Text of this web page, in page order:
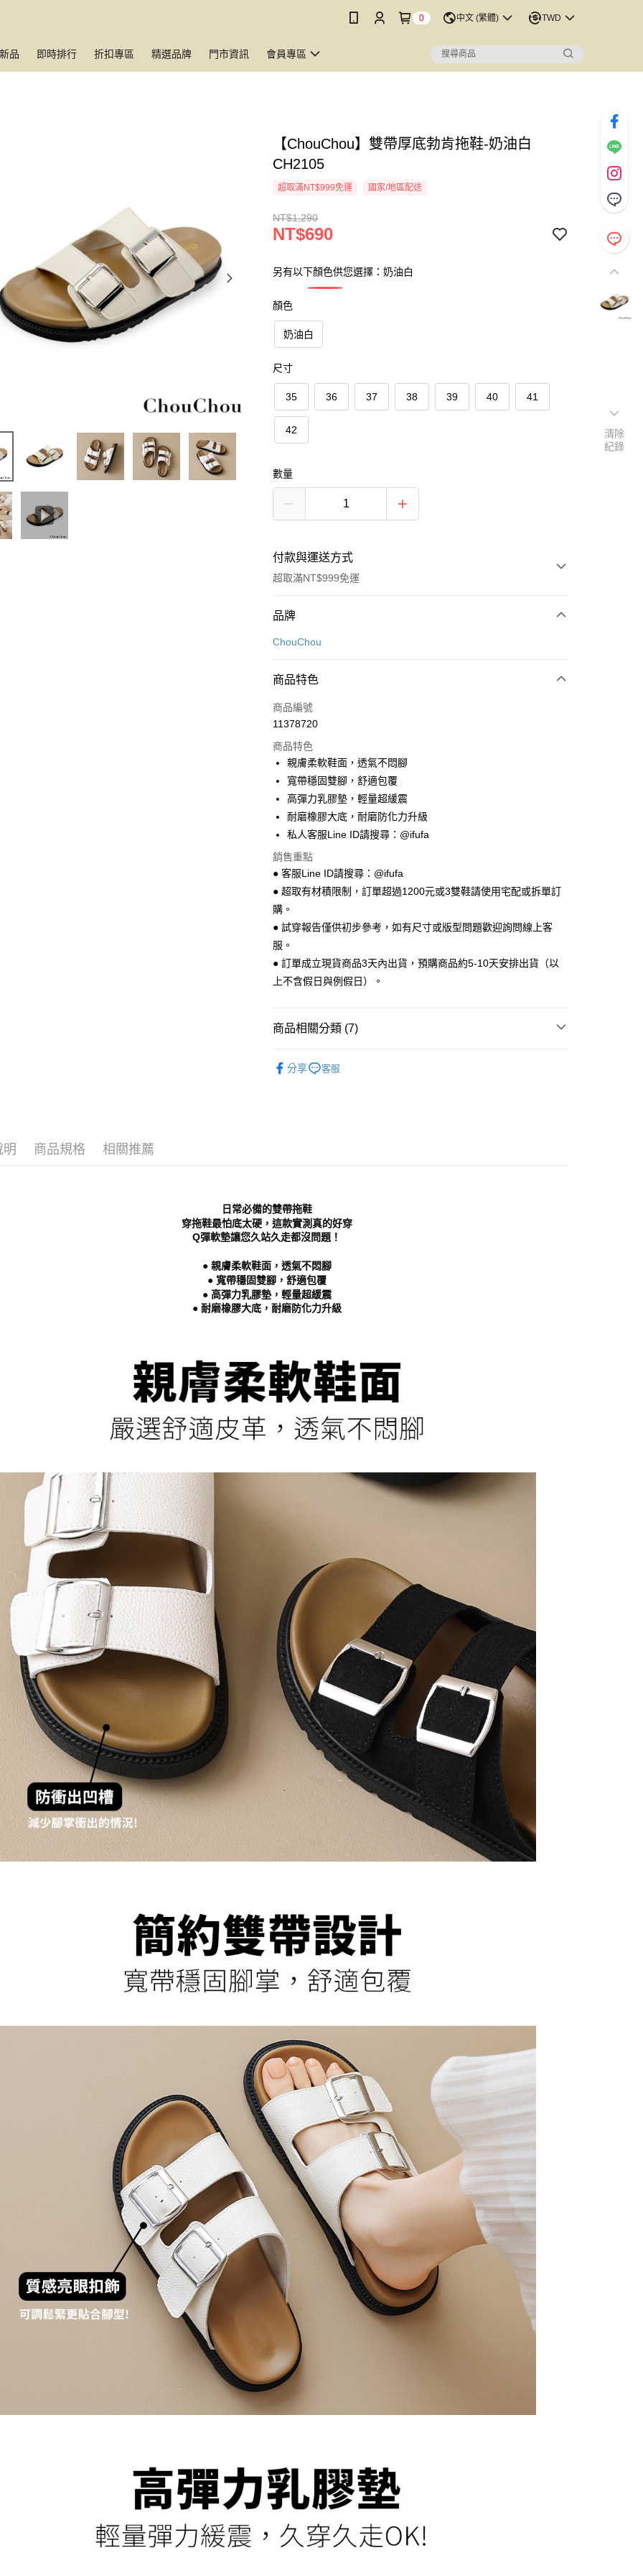
0 中文 (繁體) TWD
品 即時排行 折扣專區 精選品牌 門市資訊 會員專區
【ChouChou】雙帶厚底勃肯拖鞋-奶油白
CH2105
超取滿NT$999免運 國家/地區配送
NT$1,290
NT$690
另有以下顏色供您選擇：奶油白
顏色
奶油白
尺寸
35 36 37 38 39 40 41
42
數量
付款與運送方式
超取滿NT$999免運
付款方式
信用卡一次付款
Apple Pay
街口支付
悠遊付
Google Pay
全盈+PAY
AFTEE先享後付
相關說明
【關於「AFTEE先享後付」】
AFTEE先享後付是「在收到商品之後才付款」的支付方式。 讓您購物簡單
便利好安心！
１．簡單：不需註冊會員、不需綁卡、不需儲值。
３．安心：先確認商品／服務後，再付款。
【「AFTEE先享後付」結帳流程】
１．於結帳方式選擇「AFTEE先享後付」後，將跳轉至「AFTEE先享後
３．收到繳費通知簡訊後14天內，點擊此簡訊中的連結，可透過四大超商
絡購買商品的店家。未經商家同意取消之訂單仍視為有效，需透過AFTEE
https://aftee.tw/terms/#terms3
３．未成年的使用者請事先徵得法定代理人或監護人之同意方可使用
「AFTEE先享後付」，若未經同意申辦者引起之損失，本公司不負相關責
４．使用「AFTEE先享後付」時，將依據個別帳號之用戶狀況，依本公司
即時審查核予不同之上限額度；若仍有額度不足之情形，本公司將視審查
結果請求用戶進行身份認證。
５．嚴禁一人註冊多個帳號或使用他人資訊註冊。若發現惡意使用之情
形，恩沛科技股份有限公司將有權停止該用戶之使用額度並採取法律行
ATM付款
運送方式
全家 取貨付款
每筆NT$70，滿NT$999(含以上)免運費
每筆NT$70，滿NT$999(含以上)免運費
7-11 取貨付款
品牌
ChouChou
商品特色
商品編號
11378720
商品特色
親膚柔軟鞋面，透氣不悶腳
寬帶穩固雙腳，舒適包覆
高彈力乳膠墊，輕量超緩震
耐磨橡膠大底，耐磨防化力升級
私人客服Line ID請搜尋：@ifufa
銷售重點
● 客服Line ID請搜尋：@ifufa
● 超取有材積限制，訂單超過1200元或3雙鞋請使用宅配或拆單訂
購。
● 試穿報告僅供初步參考，如有尺寸或版型問題歡迎詢問線上客
服。
● 訂單成立現貨商品3天內出貨，預購商品約5-10天安排出貨（以
上不含假日與例假日）。
商品相關分類 (7)
分享 客服
明 商品規格 相關推薦
日常必備的雙帶拖鞋
穿拖鞋最怕底太硬，這款實測真的好穿
Q彈軟墊讓您久站久走都沒問題！
● 親膚柔軟鞋面，透氣不悶腳
● 寬帶穩固雙腳，舒適包覆
● 高彈力乳膠墊，輕量超緩震
● 耐磨橡膠大底，耐磨防化力升級
清除
紀錄